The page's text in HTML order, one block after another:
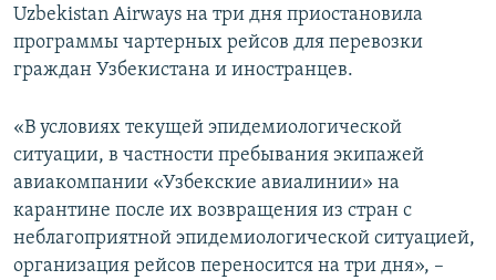
Uzbekistan Airways на три дня приостановила
программы чартерных рейсов для перевозки
граждан Узбекистана и иностранцев.
«В условиях текущей эпидемиологической
ситуации, в частности пребывания экипажей
авиакомпании «Узбекские авиалинии» на
карантине после их возвращения из стран с
неблагоприятной эпидемиологической ситуацией,
организация рейсов переносится на три дня», –